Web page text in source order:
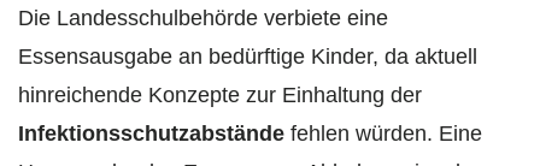
Die Landesschulbehörde verbiete eine
Essensausgabe an bedürftige Kinder, da aktuell
hinreichende Konzepte zur Einhaltung der
Infektionsschutzabstände fehlen würden. Eine